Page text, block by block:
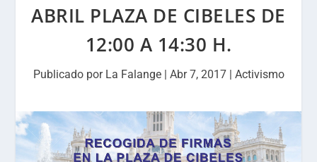
ABRIL PLAZA DE CIBELES DE
12:00 A 14:30 H.
Publicado por La Falange| Abr 7, 2017| Activismo